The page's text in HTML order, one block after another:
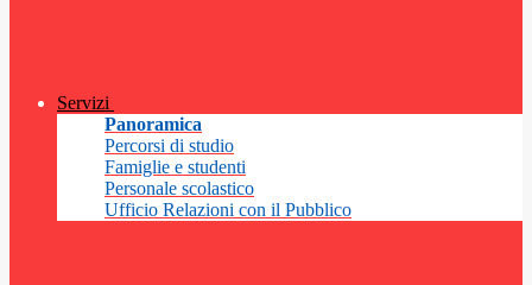
Servizi
Panoramica
Percorsi di studio
Famiglie e studenti
Personale scolastico
Ufficio Relazioni con il Pubblico